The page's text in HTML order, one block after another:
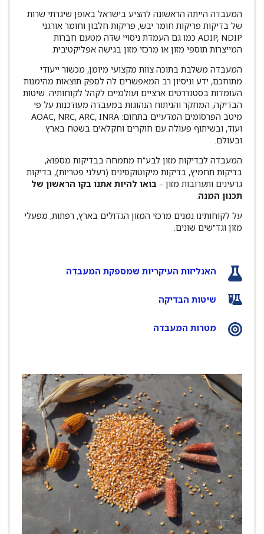
המעבדה הייתה הראשונה להציע בישראל באופן שיגרתי שרות
של בדיקות פריקות חומר יבש, פריקות חלבון וחומר אורגני
ADIP, NDIP כמו גם העמדת ניסויי שדה מטעם חברות
המייצרות תוספי מזון או מרכזי מזון בגישה אפליקטיבית.
המעבדה משלבת בתוכה צוות מקצועי מיומן, מכשור ייעודי
מתוחכם, ידע וניסיון רב המאפשרים לה לספק תוצאות מהימנות
העומדות בסטנדרטים ארציים ועולמיים לקהל לקוחותיה. שיטות
הבדיקה, המחקר והניתוח הנהוגות במעבדה מעודכנות על פי
מיטב הפרסומים המדעיים בתחום: AOAC, NRC, ARC, INRA
ועוד, ובשיתוף פעולה עם חוקרים וחקלאים בשטח בארץ
ובעולם.
המעבדה לבדיקות מזון לבע"ח מתמחה בבדיקות מספוא,
בדיקות תחמיץ, בדיקות מיקוטוקסינים (רעלני פטריות), בדיקות
גרעינים ותערובות מזון – בואו להיות אתנו בקו הראשון של
תכנון המנה.
על לקוחותינו נמנים מרכזי המזון הגדולים בארץ, רפתות, מפעלי
מזון וגד"שים שונים.
האנליזות העיקריות שמספקת המעבדה
שיטות הבדיקה
מטרות המעבדה